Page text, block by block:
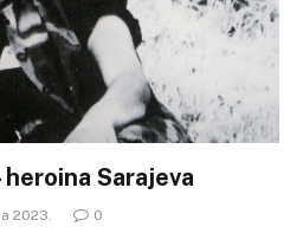
heroina Sarajeva
2023. 0